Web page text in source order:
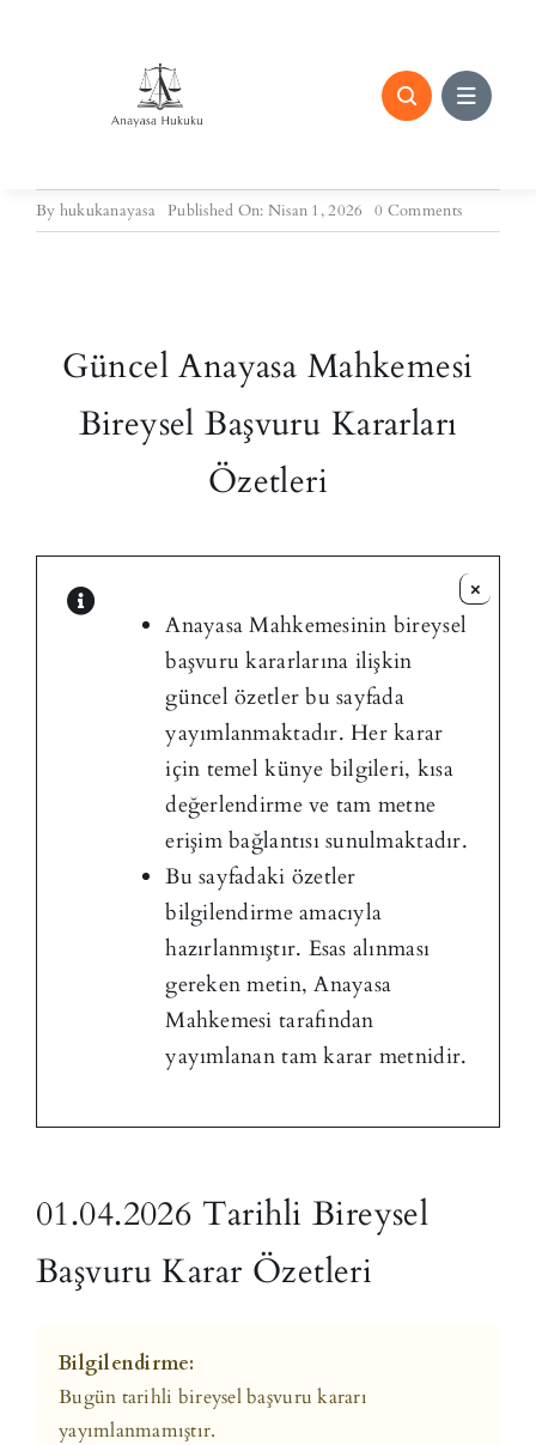
By hukukanayasa Published On: Nisan 1, 2026 0 Commentson
Güncel Anayasa Mahkemesi
Bireysel Başvuru Kararları
Özetleri
Anayasa Mahkemesinin bireysel
başvuru kararlarına ilişkin
güncel özetler bu sayfada
yayımlanmaktadır. Her karar
için temel künye bilgileri, kısa
değerlendirme ve tam metne
erişim bağlantısı sunulmaktadır.
Bu sayfadaki özetler
bilgilendirme amacıyla
hazırlanmıştır. Esas alınması
gereken metin, Anayasa
Mahkemesi tarafından
yayımlanan tam karar metnidir.
×
01.04.2026 Tarihli Bireysel
Başvuru Karar Özetleri
Bilgilendirme:
Bugün tarihli bireysel başvuru kararı
yayımlanmamıştır.